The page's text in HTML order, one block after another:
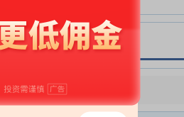
:第五届董事会第一次会
关于选举董事长、董事
委员会委员及聘任高级管
有所上升，参与意愿有所减弱